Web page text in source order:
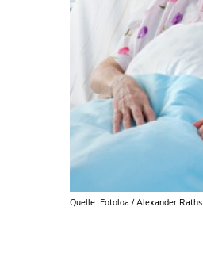
Quelle: Fotoloa / Alexander Raths